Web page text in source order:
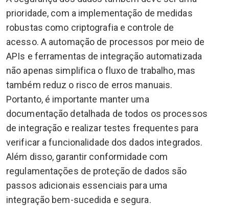
prioridade, com a implementação de medidas
robustas como criptografia e controle de
acesso. A automação de processos por meio de
APIs e ferramentas de integração automatizada
não apenas simplifica o fluxo de trabalho, mas
também reduz o risco de erros manuais.
Portanto, é importante manter uma
documentação detalhada de todos os processos
de integração e realizar testes frequentes para
verificar a funcionalidade dos dados integrados.
Além disso, garantir conformidade com
regulamentações de proteção de dados são
passos adicionais essenciais para uma
integração bem-sucedida e segura.